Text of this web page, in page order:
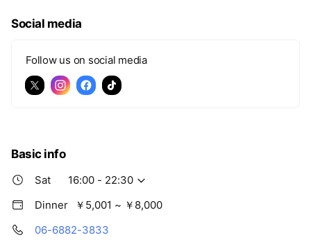
Social media
Follow us on social media
Basic info
Sat
16:00 - 22:30
Dinner
￥5,001 ~ ￥8,000
06-6882-3833